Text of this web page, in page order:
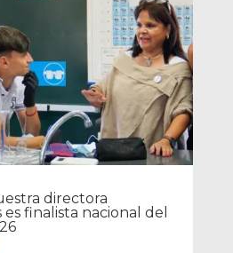
directora
finalista nacional del